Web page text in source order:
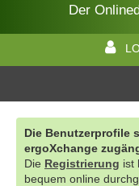
Der
Die Benutzerprofile
ergoXchange
Die Registrierung ist
bequem online